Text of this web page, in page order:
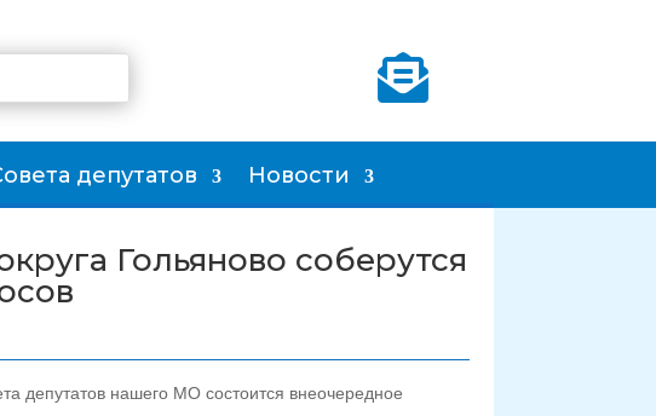

депутатов Новости
Гольяново соберутся
депутатов нашего МО состоится внеочередное